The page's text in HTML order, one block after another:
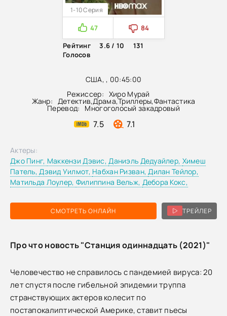
США, , 00:45:00
Режиссер: Хиро Мурай
Жанр: Детектив,Драма,Триллеры,Фантастика
Перевод: Многоголосый закадровый
7.5 7.1
1-10 Серия
47
84
Рейтинг
3.6 / 10
131
Голосов
СМОТРЕТЬ ОНЛАЙН ТРЕЙЛЕР
Актеры:
Джо Пинг, Маккензи Дэвис,Даниэль Дедуайлер, Химеш
Патель,Дэвид Уилмот, Набхан Ризван,Дилан Тейлор,
Матильда Лоулер, Филиппина Вельж, Дебора Кокс,
Про что новость "Станция одиннадцать (2021)"
Человечество не справилось с пандемией вируса: 20
лет спустя после гибельной эпидемии труппа
странствующих актеров колесит по
постапокалиптической Америке, ставит пьесы